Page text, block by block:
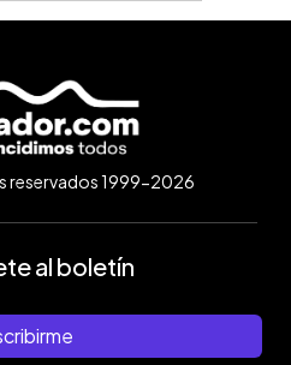
reservados 1999-2026
al boletín